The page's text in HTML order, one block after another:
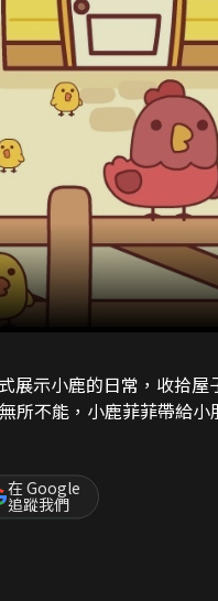
展示小鹿的日常，收拾
所不能，小鹿菲菲帶給
在 Google
追蹤我們